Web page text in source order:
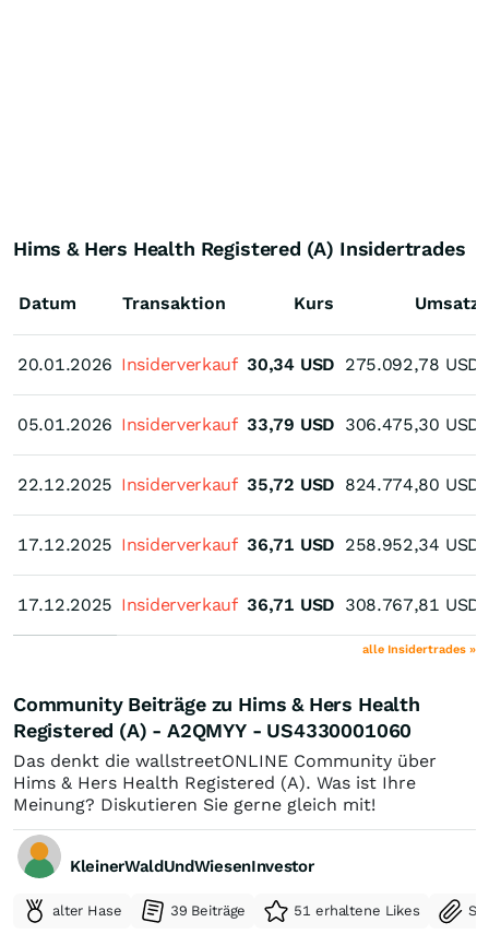
Hims & Hers Health Registered (A) Insidertrades
Datum
20.01.2026
05.01.2026
22.12.2025
17.12.2025
17.12.2025
Transaktion Kurs Umsatz
20.01.2026 Insiderverkauf 30,34 USD 275.092,78 USD
05.01.2026 Insiderverkauf 33,79 USD 306.475,30 USD
22.12.2025 Insiderverkauf 35,72 USD 824.774,80 USD
17.12.2025 Insiderverkauf 36,71 USD 258.952,34 USD
17.12.2025 Insiderverkauf 36,71 USD 308.767,81 USD
alle Insidertrades »
Community Beiträge zu Hims & Hers Health
Registered (A) - A2QMYY - US4330001060
Das denkt die wallstreetONLINE Community über
Hims & Hers Health Registered (A). Was ist Ihre
Meinung? Diskutieren Sie gerne gleich mit!
KleinerWaldUndWiesenInvestor
alter Hase 39 Beiträge 51 erhaltene Likes